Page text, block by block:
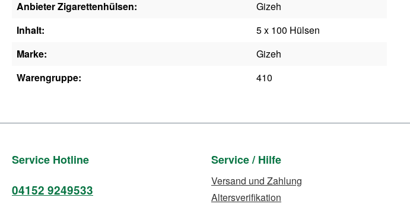
Anbieter Zigarettenhülsen:
Gizeh
Inhalt:
5 x 100 Hülsen
Marke:
Gizeh
Warengruppe:
410
Service Hotline
04152 9249533
Service / Hilfe
Versand und Zahlung
Altersverifikation